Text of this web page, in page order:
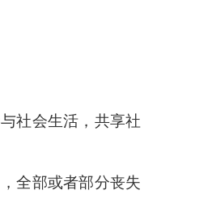
社会生活，共享社
全部或者部分丧失